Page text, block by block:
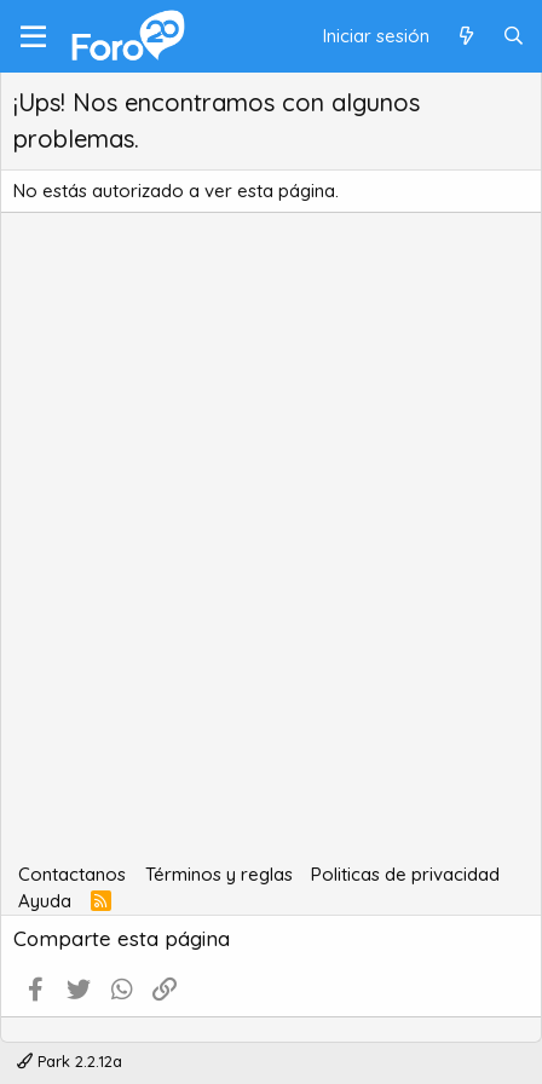
Iniciar sesión
¡Ups! Nos encontramos con algunos
problemas.
No estás autorizado a ver esta página.
Contactanos Términos y reglas
Politicas de privacidad
Ayuda
R
S
S
Comparte esta página
Facebook
Twitter WhatsApp
Park 2.2.12a